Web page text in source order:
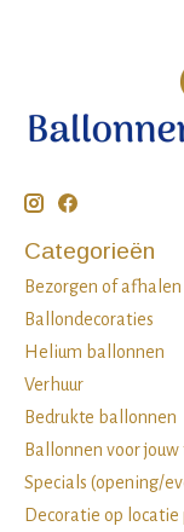
Categorieën
Bezorgen of afhalen
Ballondecoraties
Helium ballonnen
Verhuur
Bedrukte ballonnen
Ballonnen voor jouw
Specials (opening/
Decoratie op